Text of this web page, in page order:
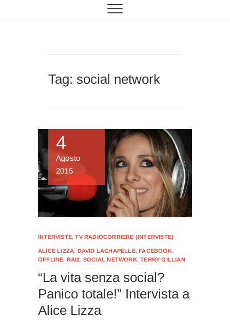
Tag: social network
4
Agosto
2015
INTERVISTE,TV RADIOCORRIERE (INTERVISTE)
ALICE LIZZA, DAVID LACHAPELLE,FACEBOOK,
OFFLINE, RAI2,SOCIAL NETWORK,TERRY GILLIAN
“La vita senza social?
Panico totale!” Intervista a
Alice Lizza